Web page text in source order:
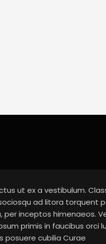
ut ex a vestibulum.
ad litora torquent
per inceptos himenaeos.
primis in faucibus orci
posuere cubilia Curae